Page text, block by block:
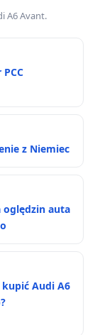
A6 Avant.
z Niemiec
oględzin auta
Audi A6